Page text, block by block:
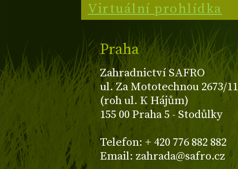
Virtuální prohlídka
Praha
Zahradnictví SAFRO
ul. Za Mototechnou 2673/11
(roh ul. K Hájům)
155 00 Praha 5 - Stodůlky
Telefon: + 420 776 882 882
Email: zahrada@safro.cz